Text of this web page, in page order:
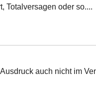
Totalversagen oder so....
auch nicht im